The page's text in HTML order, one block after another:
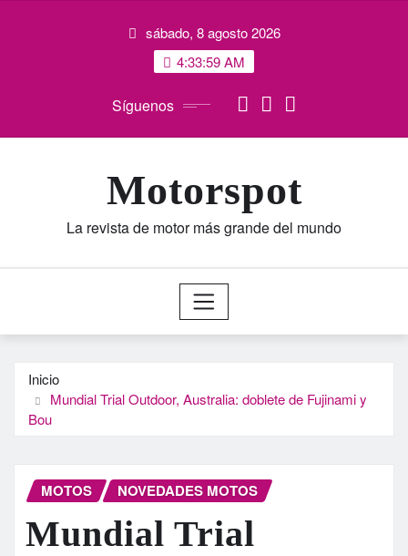
sábado, 8 agosto 2026
4:34:00 AM
Síguenos
Motorspot
La revista de motor más grande del mundo
Inicio
Mundial Trial Outdoor, Australia: doblete de Fujinami y
Bou
MOTOS NOVEDADES MOTOS
Mundial Trial